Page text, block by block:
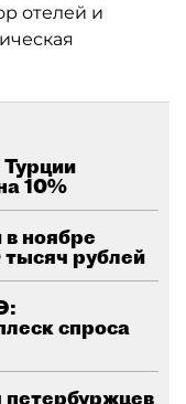
отелей и
10%
ноябре
рублей
спроса
петербуржцев